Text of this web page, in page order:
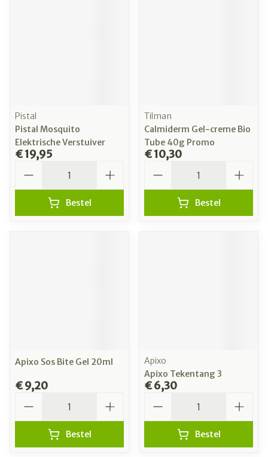
Pistal
Pistal Mosquito
Elektrische Verstuiver
€ 19,95
Bestel
Tilman
Calmiderm Gel-creme Bio
Tube 40g Promo
€ 10,30
Bestel
Apixo Sos Bite Gel 20ml
€ 9,20
Bestel
Apixo
Apixo Tekentang 3
€ 6,30
Bestel